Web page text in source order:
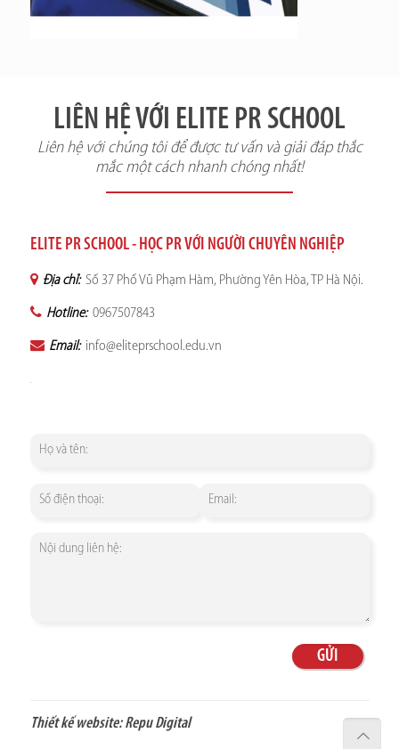
LIÊN HỆ VỚI ELITE PR SCHOOL
Liên hệ với chúng tôi để được tư vấn và giải đáp thắc
mắc một cách nhanh chóng nhất!
ELITE PR SCHOOL - HỌC PR VỚI NGƯỜI CHUYÊN NGHIỆP
Địa chỉ: Số 37 Phố Vũ Phạm Hàm, Phường Yên Hòa, TP Hà Nội.
Hotline: 0967507843
Email: info@eliteprschool.edu.vn
Thiết kế website:Repu Digital